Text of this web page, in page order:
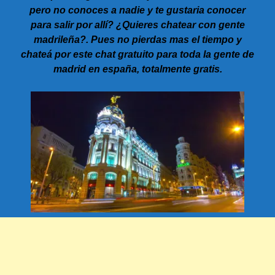
pero no conoces a nadie y te gustaria conocer
para salir por allí? ¿Quieres chatear con gente
madrileña?. Pues no pierdas mas el tiempo y
chateá por este chat gratuito para toda la gente de
madrid en españa, totalmente gratis.